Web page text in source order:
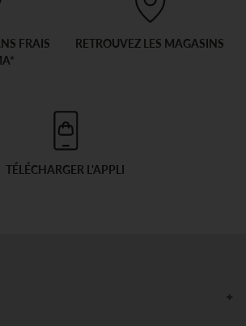
FRAIS
RETROUVEZ LES MAGASINS
TÉLÉCHARGER L'APPLI